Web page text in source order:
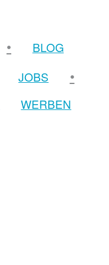
•
BLOG
JOBS •
WERBEN